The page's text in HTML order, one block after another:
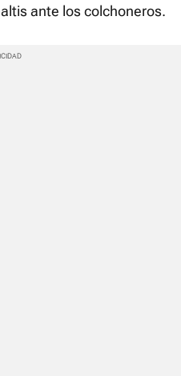
ante los colchoneros.